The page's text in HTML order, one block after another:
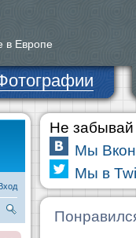
в Европе
Не забывай
Мы
Мы в